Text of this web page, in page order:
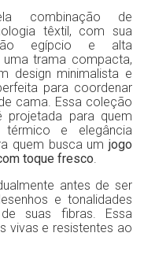
combinação de
têxtil, com sua
egípcio e alta
uma trama compacta,
design minimalista e
para coordenar
cama. Essa coleção
projetada para quem
e elegância
quem busca um jogo
toque fresco
antes de ser
e tonalidades
suas fibras. Essa
vivas e resistentes ao